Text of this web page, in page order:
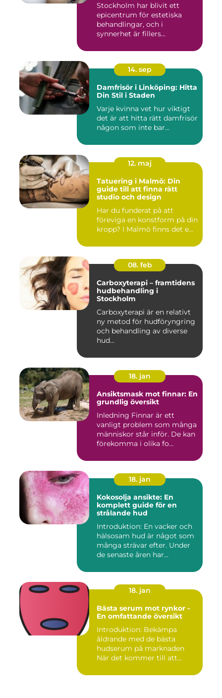
Stockholm har blivit ett
epicentrum för estetiska
behandlingar, och i
synnerhet är fillers...
14. sep
Damfrisör i Linköping: Hitta
Din Stil i Staden
Varje kvinna vet hur viktigt
det är att hitta rätt damfrisör
någon som inte bar...
12. maj
Tatuering i Malmö: Din
guide till att finna rätt
studio och design
Har du funderat på att
föreviga en konstform på din
kropp? I Malmö finns det e...
08. feb
Carboxyterapi – framtidens
hudbehandling i
Stockholm
Carboxyterapi är en relativt
ny metod för hudföryngring
och behandling av diverse
hud...
18. jan
Ansiktsmask mot finnar: En
grundlig översikt
Inledning Finnar är ett
vanligt problem som många
människor står inför. De kan
förekomma i olika fo...
18. jan
Kokosolja ansikte: En
komplett guide för en
strålande hud
Introduktion: En vacker och
hälsosam hud är något som
många strävar efter. Under
de senaste åren har...
18. jan
Bästa serum mot rynkor -
En omfattande översikt
Introduktion: Bekämpa
åldrande med de bästa
hudserum på marknaden
När det kommer till att